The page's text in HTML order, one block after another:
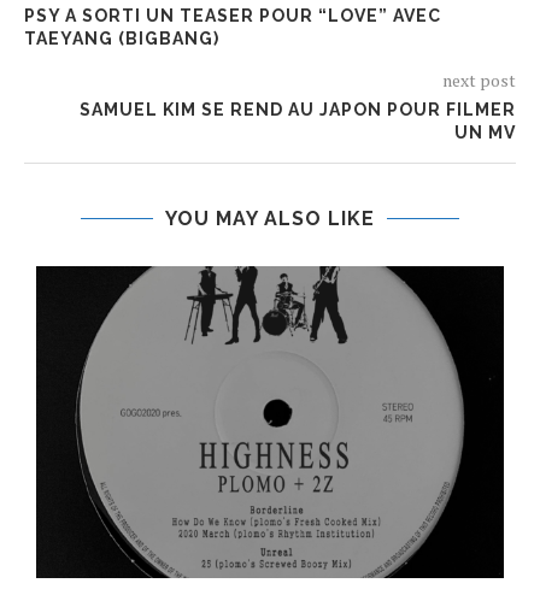
PSY A SORTI UN TEASER POUR “LOVE” AVEC
TAEYANG (BIGBANG)
next post
SAMUEL KIM SE REND AU JAPON POUR FILMER
UN MV
YOU MAY ALSO LIKE